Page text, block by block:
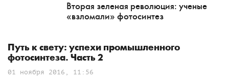
Вторая зеленая революция: ученые
«взломали» фотосинтез
Путь к свету: успехи промышленного
фотосинтеза. Часть 2
01 ноября 2016, 11:56